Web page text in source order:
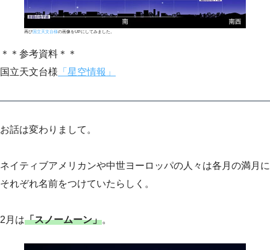
再び国立天文台様の画像をUPにしてみました。
＊＊参考資料＊＊
国立天文台様 「星空情報」
お話は変わりまして。
ネイティブアメリカンや中世ヨーロッパの人々は各月の満月に
それぞれ名前をつけていたらしく。
2月は「スノームーン」。